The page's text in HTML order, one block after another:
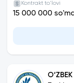
Kontrakt to'lovi
15 000 000